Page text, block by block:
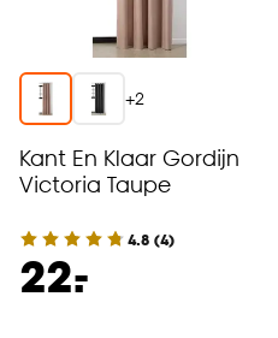
+2
Kant En Klaar Gordijn
Victoria Taupe
4.8 (4)
22.
-